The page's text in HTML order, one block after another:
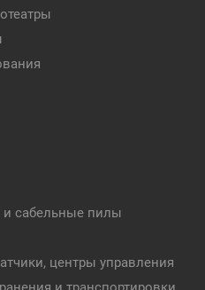
сабельные пилы
центры управления